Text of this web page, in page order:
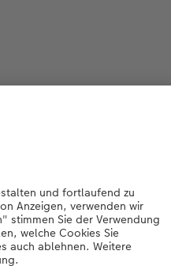
Fotografieren ganz
Schweiz
mit dem Ziel, den
sich die Wolkendecke
angeleuchtet
Festung Königstein,